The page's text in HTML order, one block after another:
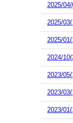
2025/
2025/
2025/
2024/
2023/
2023/
2023/